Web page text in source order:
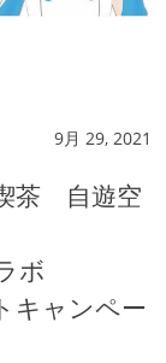
9月 29, 2021
茶 自遊空
ボ
ャンペー